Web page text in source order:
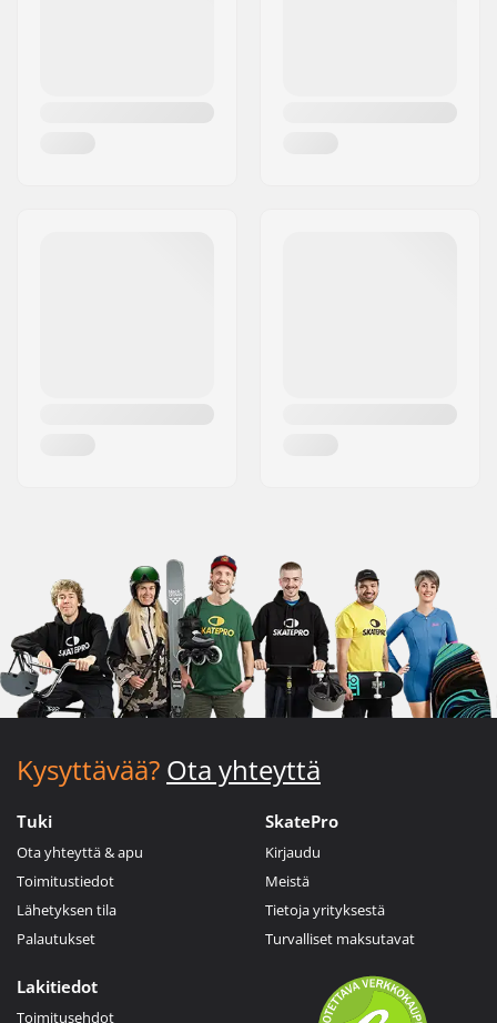
Kysyttävää? Ota yhteyttä
Tuki
Ota yhteyttä & apu
Toimitustiedot
Lähetyksen tila
Palautukset
SkatePro
Kirjaudu
Meistä
Tietoja yrityksestä
Turvalliset maksutavat
Lakitiedot
Toimitusehdot